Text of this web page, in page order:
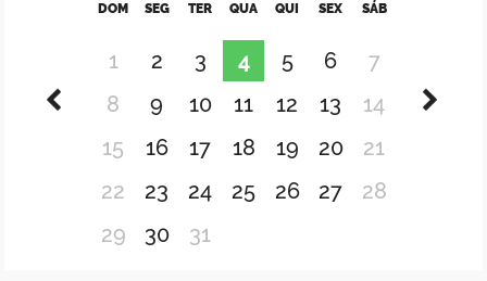
DOM SEG TER QUA QUI SEX SÁB
1 2 3 4 5 6
7
8
9 10 11 12 13
14
15
16 17 18 19 20
21
22
23 24 25 26 27
28
29
30 31